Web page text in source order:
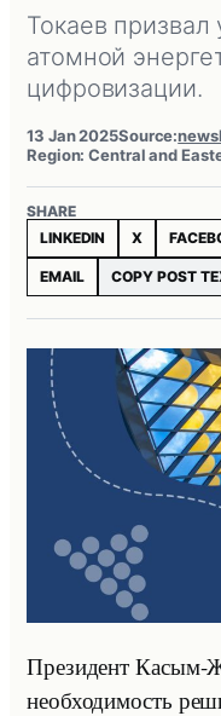
Токаев призвал
атомной
цифровизации.
13 Jan 2025Source:
Region: Central and
SHARE
LINKEDIN
X
EMAIL COPY POST
Президент Касым-
необходимость